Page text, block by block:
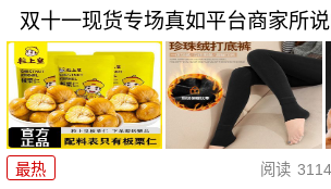
双十一现货专场真如平台商家所说
最热 阅读